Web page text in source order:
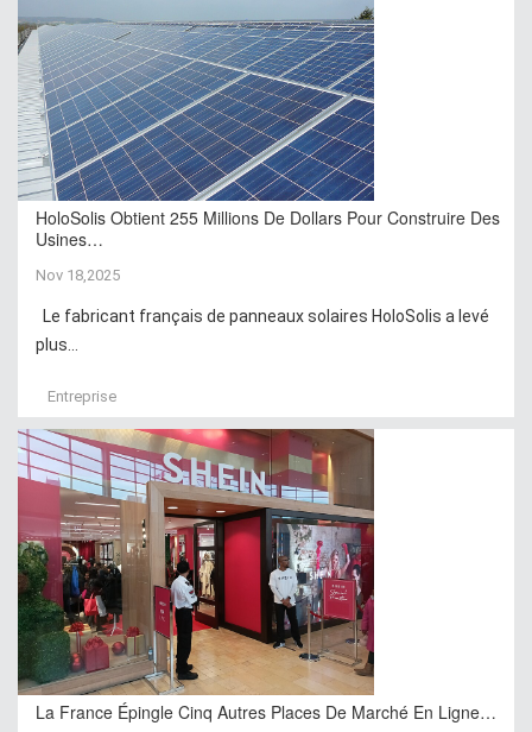
HoloSolis Obtient 255 Millions De Dollars Pour Construire Des
Usines…
Nov 18,2025
Le fabricant français de panneaux solaires HoloSolis a levé
plus...
Entreprise
La France Épingle Cinq Autres Places De Marché En Ligne…